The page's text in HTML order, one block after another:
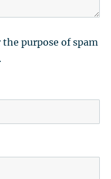
purpose of spam